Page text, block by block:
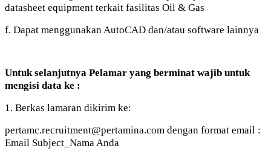
datasheet equipment terkait fasilitas Oil & Gas
f. Dapat menggunakan AutoCAD dan/atau software lainnya
Untuk selanjutnya Pelamar yang berminat wajib untuk
mengisi data ke :
1. Berkas lamaran dikirim ke:
pertamc.recruitment@pertamina.com dengan format email :
Email Subject_Nama Anda